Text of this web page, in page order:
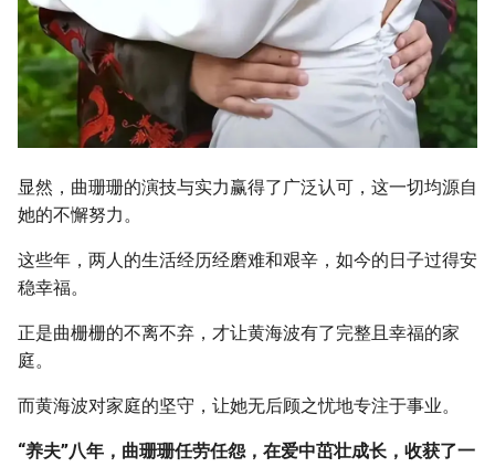
显然，曲珊珊的演技与实力赢得了广泛认可，这一切均源自
她的不懈努力。
这些年，两人的生活经历经磨难和艰辛，如今的日子过得安
稳幸福。
正是曲栅栅的不离不弃，才让黄海波有了完整且幸福的家
庭。
而黄海波对家庭的坚守，让她无后顾之忧地专注于事业。
“养夫”八年，曲珊珊任劳任怨，在爱中茁壮成长，收获了一